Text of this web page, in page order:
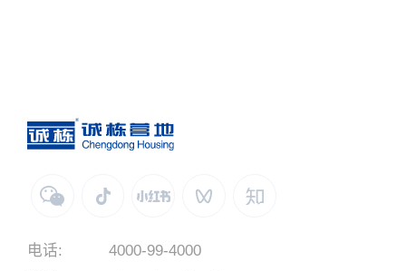
电话:
4000-99-4000